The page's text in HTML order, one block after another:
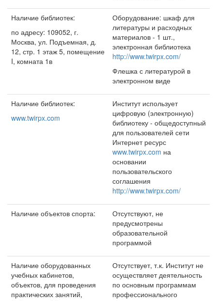
Наличие библиотек:
по адресу: 109052, г.
Москва, ул. Подъемная, д.
12, стр. 1 этаж 5, помещение
I, комната 1в
Оборудование: шкаф для
литературы и расходных
материалов - 1 шт.,
электронная библиотека
http://www.twirpx.com/
Флешка с литературой в
электронном виде
Наличие библиотек:
www.twirpx.com
Институт использует
цифровую (электронную)
библиотеку - общедоступный
для пользователей сети
Интернет ресурс
www.twirpx.com на
основании
пользовательского
соглашения
http://www.twirpx.com/
Наличие объектов спорта:
Отсутствуют, не
предусмотрены
образовательной
программой
Наличие оборудованных
учебных кабинетов,
объектов, для проведения
практических занятий,
Отсутствует, т.к. Институт не
осуществляет деятельность
по основным программам
профессионального